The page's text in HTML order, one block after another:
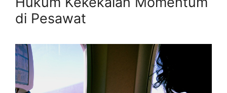
di Pesawat